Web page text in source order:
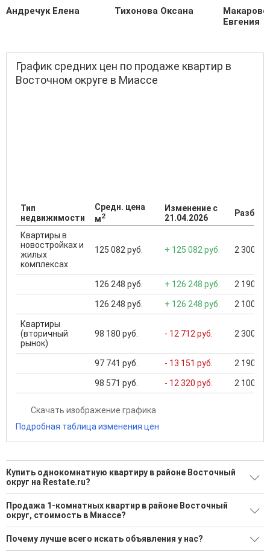
Андречук Елена Тихонова Оксана
Евгения
График средних цен по продаже квартир в
Восточном округе в Миассе
Тип
недвижимости
Средн. цена
м2
Изменение с
21.04.2026
Квартиры в
новостройках и
жилых
комплексах
125 082 руб. + 125 082 руб. 2 300
126 248 руб. + 126 248 руб. 2 190
126 248 руб. + 126 248 руб. 2 100
Квартиры
(вторичный
рынок)
98 180 руб. - 12 712 руб. 2 300
97 741 руб. - 13 151 руб. 2 190
98 571 руб. - 12 320 руб. 2 100
Скачать изображение графика
Подробная таблица изменения цен
Купить однокомнатную квартиру в районе Восточный
округ на Restate.ru?
Поможем Купить однокомнатную квартиру в районе
Восточный округ?
9 актуальных и проверенных объявлений
Продажа 1-комнатных квартир в районе Восточный
округ, стоимость в Миассе?
Минимальная цена: 1 390 000 Р. Максимальная цена: 6 900
000 Р; Средняя: 3 357 500 Р
Почему лучше всего искать объявления у нас?